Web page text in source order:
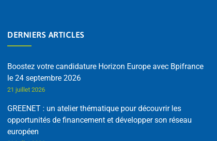
DERNIERS ARTICLES
Boostez votre candidature Horizon Europe avec Bpifrance
le 24 septembre 2026
21 juillet 2026
GREENET : un atelier thématique pour découvrir les
opportunités de financement et développer son réseau
européen